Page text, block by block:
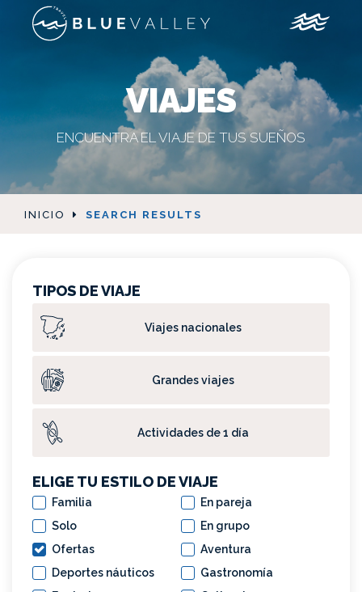
VIAJES
ENCUENTRA EL VIAJE DE TUS SUEÑOS
INICIO SEARCH RESULTS
TIPOS DE VIAJE
Viajes nacionales
Grandes viajes
Actividades de 1 día
ELIGE TU ESTILO DE VIAJE
Familia
En pareja
Solo
En grupo
Ofertas
Aventura
Deportes náuticos
Gastronomía